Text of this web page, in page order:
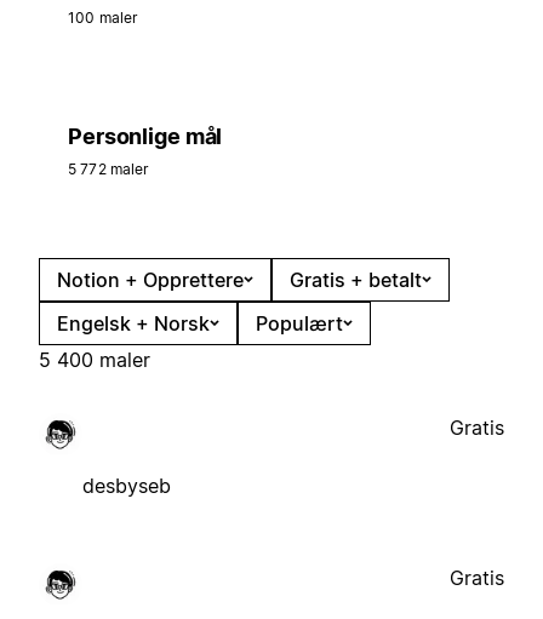
100 maler
Personlige mål
5 772 maler
Notion + Opprettere
Gratis + betalt
Engelsk + Norsk
Populært
5 400 maler
desbyseb
Gratis
Gratis